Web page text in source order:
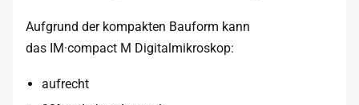
Aufgrund der kompakten Bauform kann
das IM·compact M Digitalmikroskop:
aufrecht